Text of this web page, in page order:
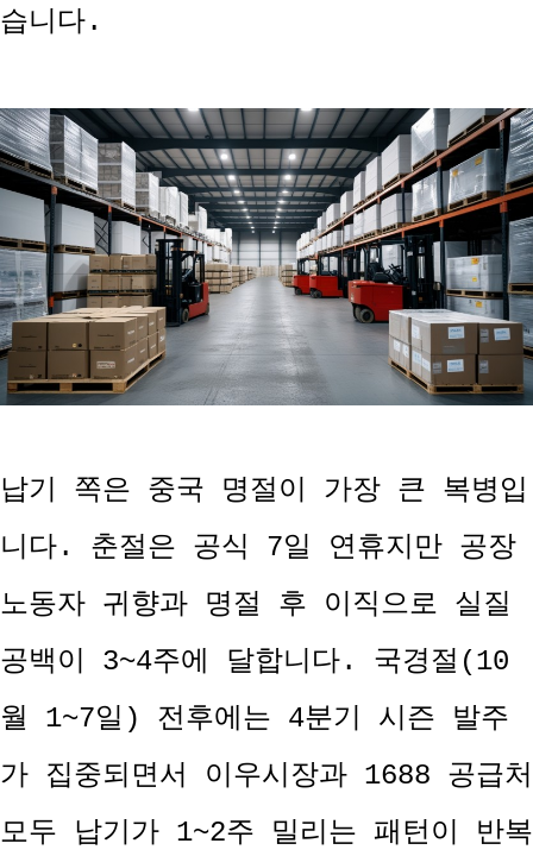
습니다.
납기 쪽은 중국 명절이 가장 큰 복병입
니다. 춘절은 공식 7일 연휴지만 공장
노동자 귀향과 명절 후 이직으로 실질
공백이 3~4주에 달합니다. 국경절(10
월 1~7일) 전후에는 4분기 시즌 발주
가 집중되면서 이우시장과 1688 공급처
모두 납기가 1~2주 밀리는 패턴이 반복